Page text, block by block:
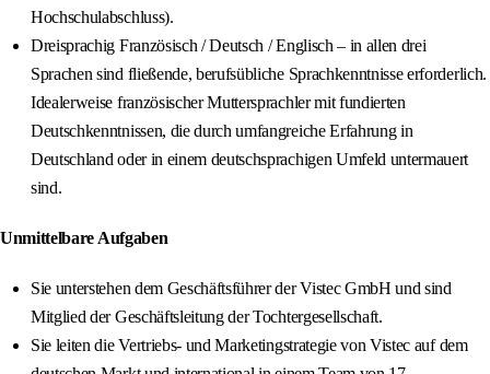
Hochschulabschluss).
Dreisprachig Französisch / Deutsch / Englisch – in allen drei
Sprachen sind fließende, berufsübliche Sprachkenntnisse erforderlich.
Idealerweise französischer Muttersprachler mit fundierten
Deutschkenntnissen, die durch umfangreiche Erfahrung in
Deutschland oder in einem deutschsprachigen Umfeld untermauert
sind.
Unmittelbare Aufgaben
Sie unterstehen dem Geschäftsführer der Vistec GmbH und sind
Mitglied der Geschäftsleitung der Tochtergesellschaft.
Sie leiten die Vertriebs- und Marketingstrategie von Vistec auf dem